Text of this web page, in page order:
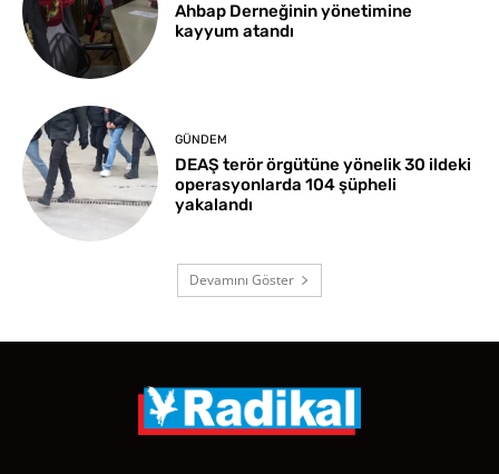
Ahbap Derneğinin yönetimine
kayyum atandı
GÜNDEM
DEAŞ terör örgütüne yönelik 30 ildeki
operasyonlarda 104 şüpheli
yakalandı
Devamını Göster